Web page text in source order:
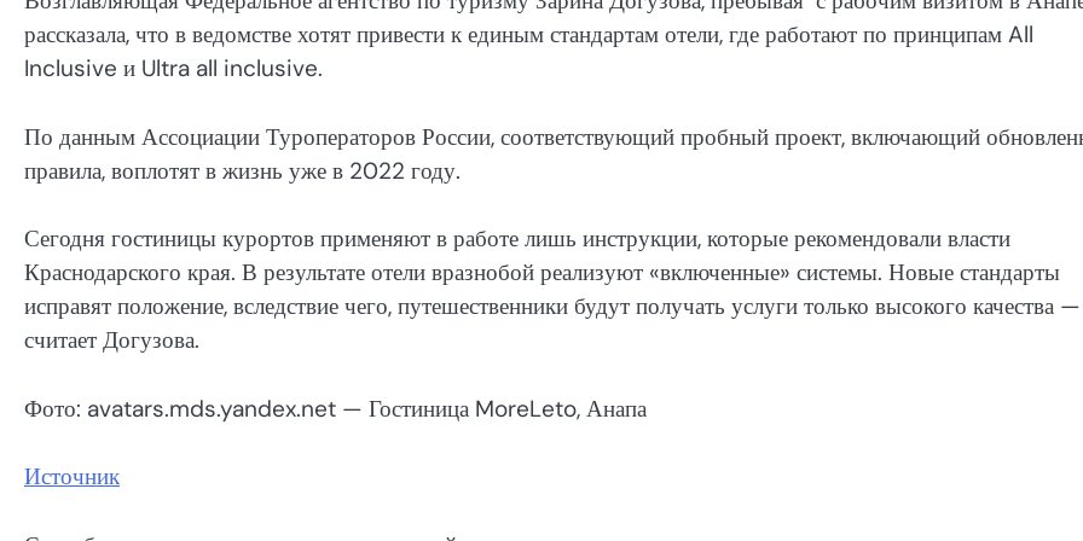
рассказала, что в ведомстве хотят привести к единым стандартам отели, где работают по принципам All
Inclusive и Ultra all inclusive.
По данным Ассоциации Туроператоров России, соответствующий пробный проект, включающий
правила, воплотят в жизнь уже в 2022 году.
Сегодня гостиницы курортов применяют в работе лишь инструкции, которые рекомендовали власти
Краснодарского края. В результате отели вразнобой реализуют «включенные» системы. Новые стандарты
исправят положение, вследствие чего, путешественники будут получать услуги только высокого качества —
считает Догузова.
Фото: avatars.mds.yandex.net — Гостиница MoreLeto, Анапа
Источник